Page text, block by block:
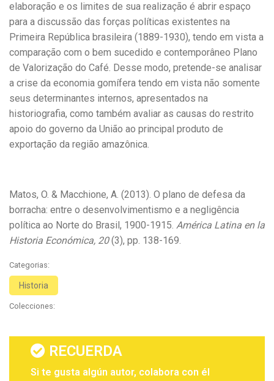
elaboração e os limites de sua realização é abrir espaço
para a discussão das forças políticas existentes na
Primeira República brasileira (1889-1930), tendo em vista a
comparação com o bem sucedido e contemporâneo Plano
de Valorização do Café. Desse modo, pretende-se analisar
a crise da economia gomífera tendo em vista não somente
seus determinantes internos, apresentados na
historiografia, como também avaliar as causas do restrito
apoio do governo da União ao principal produto de
exportação da região amazônica.
Matos, O. & Macchione, A. (2013). O plano de defesa da
borracha: entre o desenvolvimentismo e a negligência
política ao Norte do Brasil, 1900-1915. América Latina en la
Historia Económica, 20(3), pp. 138-169.
Categorias:
Historia
Colecciones:
RECUERDA
Si te gusta algún autor, colabora con él